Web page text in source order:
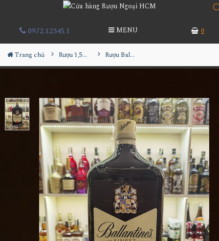
0972.12345.1 MENU 0
Trang chủ Rượu 1,5L-2L-3L-4,5L Rượu Ballantine's Finest 4.5L mới